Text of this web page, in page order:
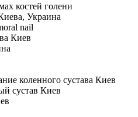
костей голени
Украина
nail
Киев
коленного сустава Киев
сустав Киев